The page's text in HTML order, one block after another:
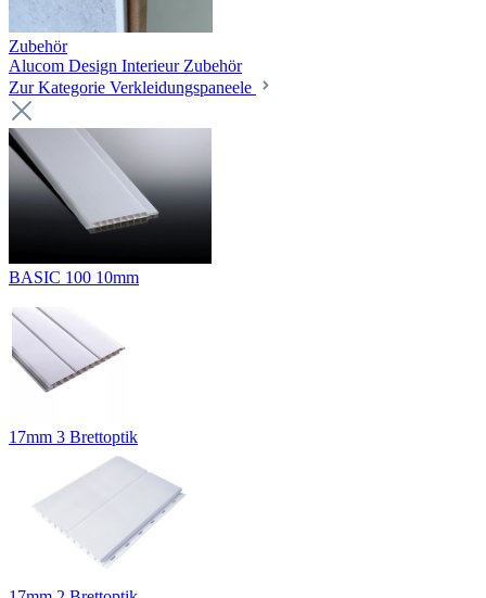
Zubehör
Alucom Design Interieur Zubehör
Zur Kategorie Verkleidungspaneele
BASIC 100 10mm
17mm 3 Brettoptik